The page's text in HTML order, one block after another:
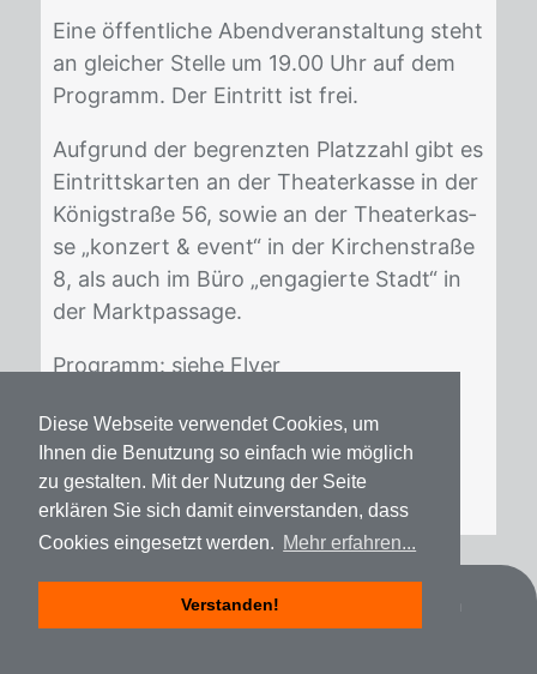
Diese Webseite verwendet Cookies, um
Ihnen die Benutzung so einfach wie möglich
zu gestalten. Mit der Nutzung der Seite
erklären Sie sich damit einverstanden, dass
Cookies eingesetzt werden. Mehr erfahren...
Verstanden!
Eine öf­fent­li­che Abend­ver­an­stal­tung steht
an glei­cher Stel­le um 19.00 Uhr auf dem
Pro­gramm. Der Ein­tritt ist frei.
Auf­grund der be­grenz­ten Platz­zahl gibt es
Ein­tritts­kar­ten an der Thea­ter­kas­se in der
Kö­nig­stra­ße 56, so­wie an der Thea­ter­kas­
se „kon­zert & event“ in der Kir­chen­stra­ße
8, als auch im Büro „en­ga­gier­te Stadt“ in
der Markt­pas­sa­ge.
Pro­gramm: sie­he Fly­er
OGT2017-Flyer
Impressum